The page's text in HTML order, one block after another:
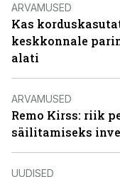
ARVAMUSED
Kas
keskkonnale
alati
ARVAMUSED
Remo Kirss: riik
säilitamiseks
UUDISED